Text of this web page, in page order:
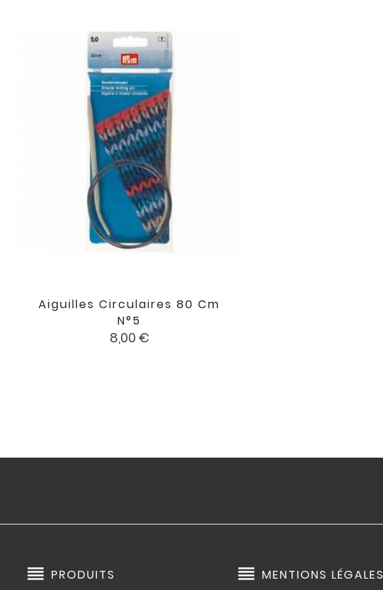
Aiguilles Circulaires 80 Cm
N°5
Prix
8,00 €
 favorite
reorder PRODUITS reorder MENTIONS LÉGALES